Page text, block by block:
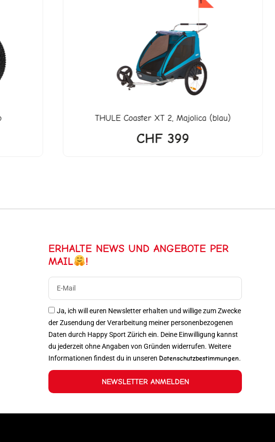
225.
THULECoaster XT 2, Majolica (blau)
CHF399
ERHALTE NEWS UND ANGEBOTE PER
MAIL
!
Ja, ich will euren Newsletter erhalten und willige zum Zwecke
der Zusendung der Verarbeitung meiner personenbezogenen
Daten durch Happy Sport Zürich ein. Deine Einwilligung kannst
du jederzeit ohne Angaben von Gründen widerrufen. Weitere
Informationen findest du in unseren Datenschutzbestimmungen.
NEWSLETTER ANMELDEN